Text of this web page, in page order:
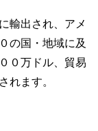
輸出され、アメ
の国・地域に及
０万ドル、貿易
れます。